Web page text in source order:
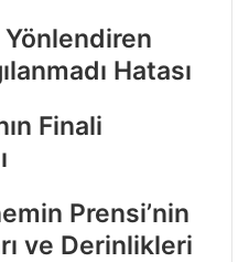
Hatası
Finali
Prensi’nin
ve Derinlikleri